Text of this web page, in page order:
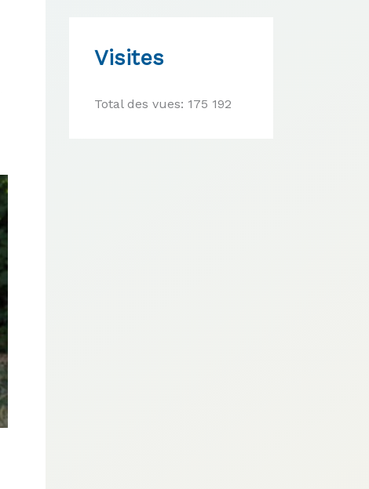
Visites
Total des vues: 175 192